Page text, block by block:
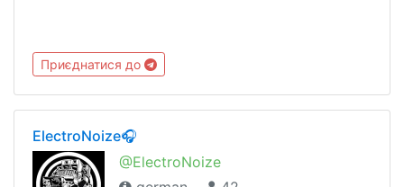
Приєднатися до
ElectroNoize🎧
@ElectroNoize